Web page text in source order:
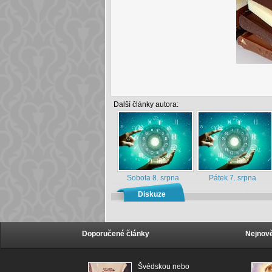
Další články autora:
Sobota 8. srpna
Pátek 7. srpna
Diskuze
Doporučené články
Švédskou nebo